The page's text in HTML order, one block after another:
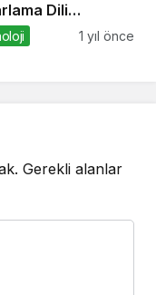
Dili
1 yıl önce
Gerekli alanlar